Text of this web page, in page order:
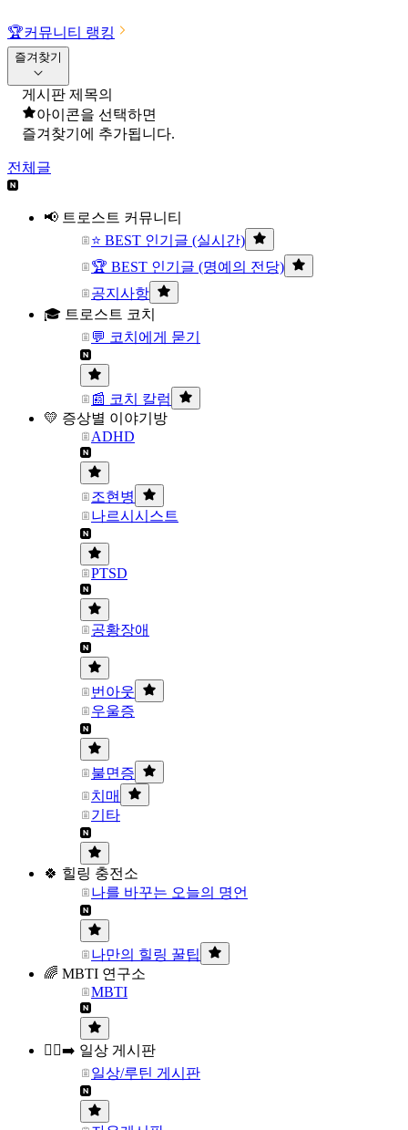
🏆커뮤니티 랭킹
즐겨찾기
게시판 제목의
아이콘을 선택하면
즐겨찾기에 추가됩니다.
전체글
📢 트로스트 커뮤니티
⭐ BEST 인기글 (실시간)
🏆 BEST 인기글 (명예의 전당)
공지사항
🎓 트로스트 코치
💬 코치에게 묻기
📰 코치 칼럼
💛 증상별 이야기방
ADHD
조현병
나르시시스트
PTSD
공황장애
번아웃
우울증
불면증
치매
기타
🍀 힐링 충전소
나를 바꾸는 오늘의 명언
나만의 힐링 꿀팁
🌈 MBTI 연구소
MBTI
🏃‍♀️‍➡️ 일상 게시판
일상/루틴 게시판